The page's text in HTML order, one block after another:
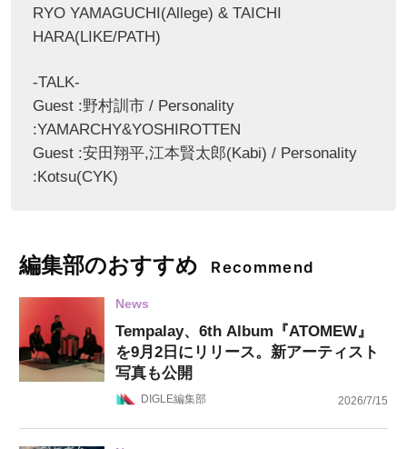
RYO YAMAGUCHI(Allege) & TAICHI
HARA(LIKE/PATH)
-TALK-
Guest :野村訓市 / Personality
:YAMARCHY&YOSHIROTTEN
Guest :安田翔平,江本賢太郎(Kabi) / Personality
:Kotsu(CYK)
編集部のおすすめ Recommend
News
Tempalay、6th Album『ATOMEW』
を9月2日にリリース。新アーティスト
写真も公開
DIGLE編集部 2026/7/15